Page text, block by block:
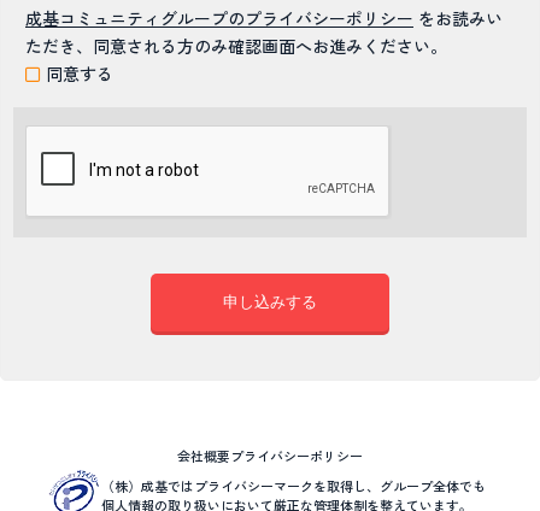
成基コミュニティグループのプライバシーポリシー をお読みい
ただき、同意される方のみ確認画面へお進みください。
同意する
会社概要プライバシーポリシー
（株）成基ではプライバシーマークを取得し、グループ全体でも
個人情報の取り扱いにおいて厳正な管理体制を整えています。